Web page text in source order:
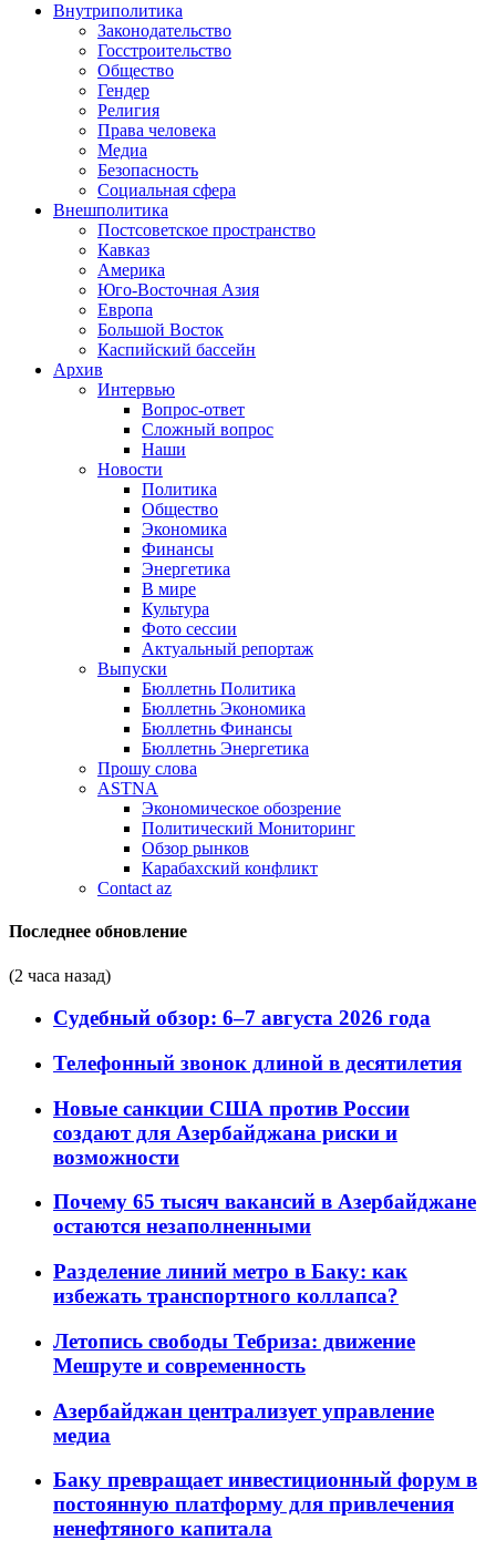
Внутриполитика
Законодательство
Госстроительство
Общество
Гендер
Религия
Права человека
Медиа
Безопасность
Социальная сфера
Внешполитика
Постсоветское пространство
Кавказ
Америка
Юго-Восточная Азия
Европа
Большой Восток
Каспийский бассейн
Архив
Интервью
Вопрос-ответ
Сложный вопрос
Наши
Новости
Политика
Общество
Экономика
Финансы
Энергетика
В мире
Культура
Фото сессии
Актуальный репортаж
Выпуски
Бюллетнь Политика
Бюллетнь Экономика
Бюллетнь Финансы
Бюллетнь Энергетика
Прошу слова
ASTNA
Экономическое обозрение
Политический Мониторинг
Обзор рынков
Карабахский конфликт
Contact az
Последнее обновление
(2 часа назад)
Судебный обзор: 6–7 августа 2026 года
Телефонный звонок длиной в десятилетия
Новые санкции США против России
создают для Азербайджана риски и
возможности
Почему 65 тысяч вакансий в Азербайджане
остаются незаполненными
Разделение линий метро в Баку: как
избежать транспортного коллапса?
Летопись свободы Тебриза: движение
Мешруте и современность
Азербайджан централизует управление
медиа
Баку превращает инвестиционный форум в
постоянную платформу для привлечения
ненефтяного капитала